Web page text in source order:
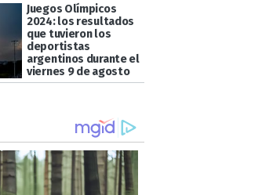
Juegos Olímpicos
2024: los resultados
que tuvieron los
deportistas
argentinos durante el
viernes 9 de agosto